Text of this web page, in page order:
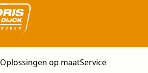
Oplossingen op maatService